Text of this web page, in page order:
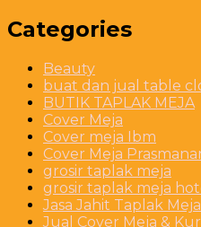
Categories
Beauty
buat dan jual table
BUTIK TAPLAK MEJA
Cover Meja
Cover meja Ibm
Cover Meja
grosir taplak meja
grosir taplak meja
Jasa Jahit Taplak
Jual Cover Meja &